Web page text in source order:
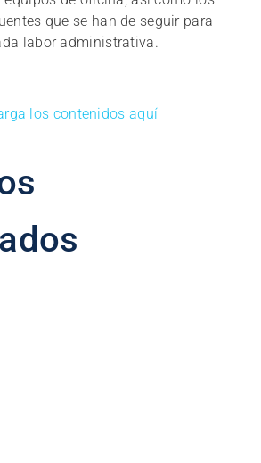
que se han de seguir para
labor administrativa.
los contenidos aquí